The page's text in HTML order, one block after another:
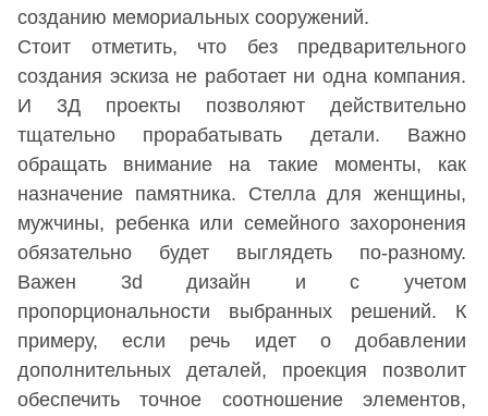
созданию мемориальных сооружений.
Стоит отметить, что без предварительного
создания эскиза не работает ни одна компания.
И 3Д проекты позволяют действительно
тщательно прорабатывать детали. Важно
обращать внимание на такие моменты, как
назначение памятника. Стелла для женщины,
мужчины, ребенка или семейного захоронения
обязательно будет выглядеть по-разному.
Важен 3d дизайн и с учетом
пропорциональности выбранных решений. К
примеру, если речь идет о добавлении
дополнительных деталей, проекция позволит
обеспечить точное соотношение элементов,